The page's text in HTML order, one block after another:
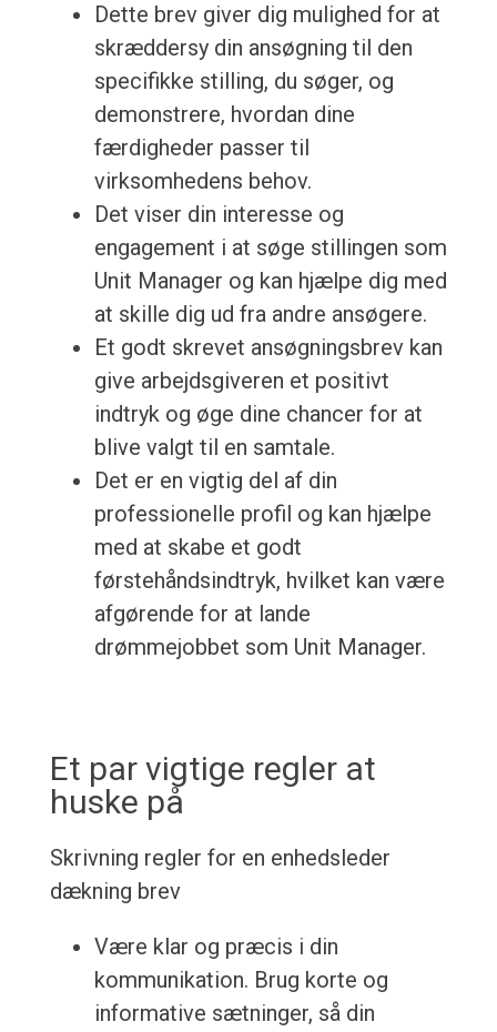
Dette brev giver dig mulighed for at
skræddersy din ansøgning til den
specifikke stilling, du søger, og
demonstrere, hvordan dine
færdigheder passer til
virksomhedens behov.
Det viser din interesse og
engagement i at søge stillingen som
Unit Manager og kan hjælpe dig med
at skille dig ud fra andre ansøgere.
Et godt skrevet ansøgningsbrev kan
give arbejdsgiveren et positivt
indtryk og øge dine chancer for at
blive valgt til en samtale.
Det er en vigtig del af din
professionelle profil og kan hjælpe
med at skabe et godt
førstehåndsindtryk, hvilket kan være
afgørende for at lande
drømmejobbet som Unit Manager.
Et par vigtige regler at
huske på
Skrivning regler for en enhedsleder
dækning brev
Være klar og præcis i din
kommunikation. Brug korte og
informative sætninger, så din